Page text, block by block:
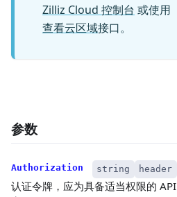
Zilliz Cloud 控制台 或使用
查看云区域接口。
参数
Authorization string header
认证令牌，应为具备适当权限的 API